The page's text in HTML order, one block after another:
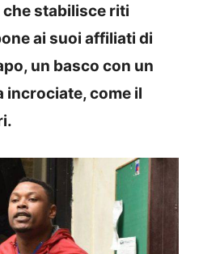
stabilisce riti
ai suoi affiliati di
un basco con un
incrociate, come il